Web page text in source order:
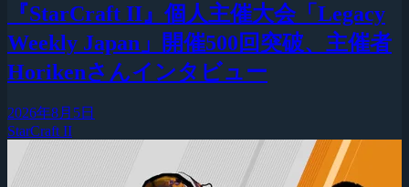
『StarCraft II』個人主催大会「Legacy
Weekly Japan」開催500回突破、主催者
Horikenさんインタビュー
2026年8月5日
StarCraft II